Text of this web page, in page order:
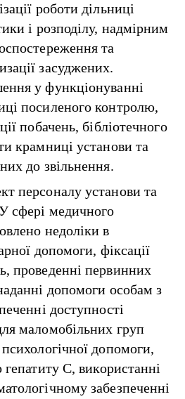
роботи дільниці
і розподілу, надмірним
та
засуджених.
у функціонуванні
посиленого контролю,
побачень, бібліотечного
крамниці установи та
до звільнення.
персоналу установи та
сфері медичного
недоліки в
допомоги, фіксації
проведенні первинних
допомоги особам з
доступності
маломобільних груп
допомоги,
гепатиту C, використанні
забезпеченні